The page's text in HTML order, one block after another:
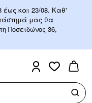
έως και 23/08. Καθ'
μας θα
Ποσειδώνος 36,